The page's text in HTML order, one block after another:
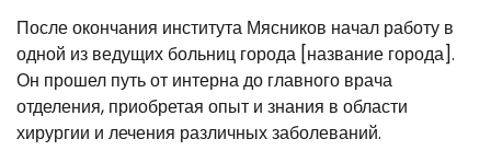
После окончания института Мясников начал работу в
одной из ведущих больниц города [название города].
Он прошел путь от интерна до главного врача
отделения, приобретая опыт и знания в области
хирургии и лечения различных заболеваний.